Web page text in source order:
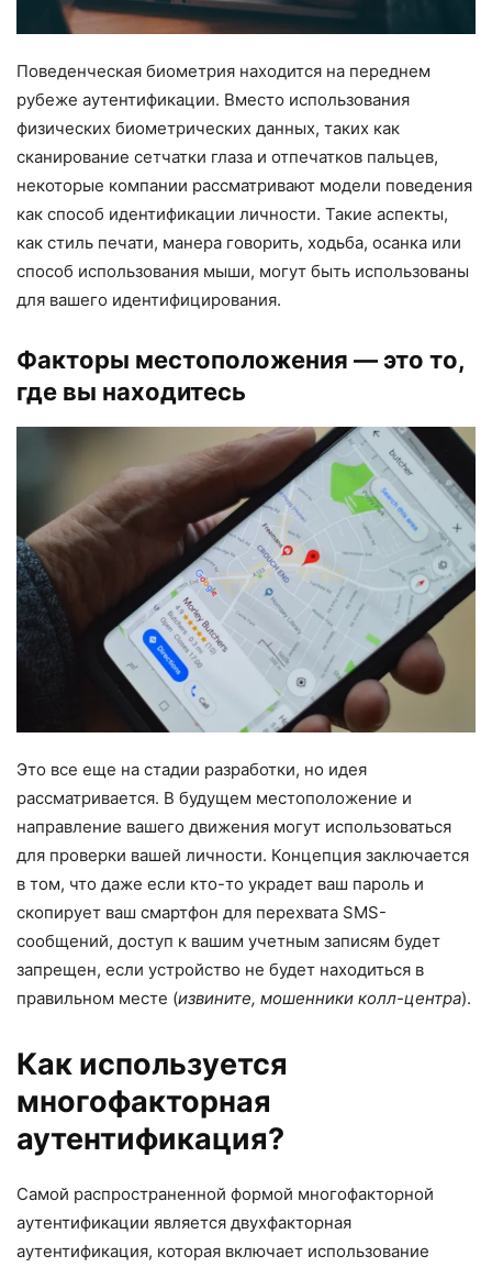
Поведенческая биометрия находится на переднем
рубеже аутентификации. Вместо использования
физических биометрических данных, таких как
сканирование сетчатки глаза и отпечатков пальцев,
некоторые компании рассматривают модели поведения
как способ идентификации личности. Такие аспекты,
как стиль печати, манера говорить, ходьба, осанка или
способ использования мыши, могут быть использованы
для вашего идентифицирования.
Факторы местоположения — это то,
где вы находитесь
Это все еще на стадии разработки, но идея
рассматривается. В будущем местоположение и
направление вашего движения могут использоваться
для проверки вашей личности. Концепция заключается
в том, что даже если кто-то украдет ваш пароль и
скопирует ваш смартфон для перехвата SMS-
сообщений, доступ к вашим учетным записям будет
запрещен, если устройство не будет находиться в
правильном месте (извините, мошенники колл-центра).
Как используется
многофакторная
аутентификация?
Самой распространенной формой многофакторной
аутентификации является двухфакторная
аутентификация, которая включает использование